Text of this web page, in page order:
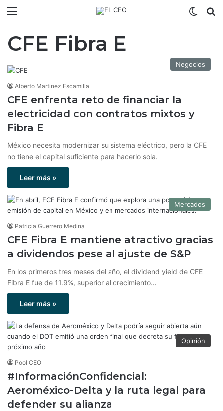
CFE Fibra E
Negocios
Alberto Martinez Escamilla
CFE enfrenta reto de financiar la
electricidad con contratos mixtos y
Fibra E
México necesita modernizar su sistema eléctrico, pero la CFE
no tiene el capital suficiente para hacerlo sola.
Leer más »
Mercados
Patricia Guerrero Medina
CFE Fibra E mantiene atractivo gracias
a dividendos pese al ajuste de S&P
En los primeros tres meses del año, el dividend yield de CFE
Fibra E fue de 11.9%, superior al crecimiento…
Leer más »
Opinión
Pool CEO
#InformaciónConfidencial:
Aeroméxico-Delta y la ruta legal para
defender su alianza